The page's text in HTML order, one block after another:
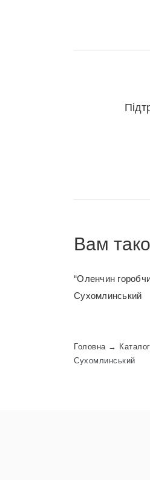
Вам
“Оленчин
Сухомлинський
Головна→ Каталог
Сухомлинський